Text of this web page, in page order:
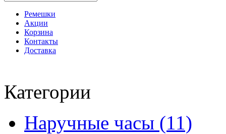
Ремешки
Акции
Корзина
Контакты
Доставка
Категории
Наручные часы (11)